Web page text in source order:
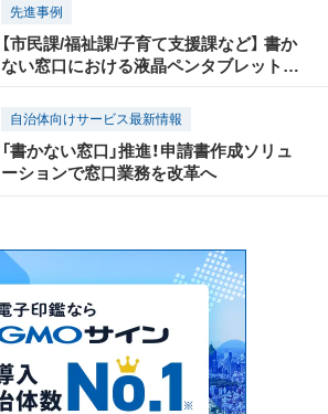
先進事例
【市民課/福祉課/子育て支援課など】 書か
ない窓口における液晶ペンタブレット活
自治体向けサービス最新情報
「書かない窓口」推進！申請書作成ソリュ
ーションで窓口業務を改革へ